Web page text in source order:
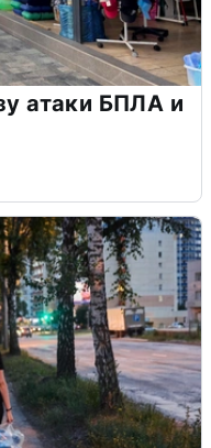
атаки БПЛА и